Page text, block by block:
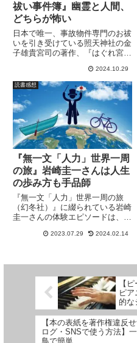
祓い事件簿』幽霊と人間、
どちらが怖い
日本で唯一、事故物件専門のお祓
いを引き受けている照天神社の金
子雄貴宮司の著作、『はぐれ宮司
と、幽霊より生きている人間が怖
くなるかもしれません。
2024.10.29
読書感想
『無一文「人力」世界一周
の旅』岩崎圭一さんは人生
の歩み方も手品師
『無一文「人力」世界一周の旅
（幻冬社）』に綴られている岩崎
圭一さんの体験エピソードは、読
くなるほど。話、盛ってないわよ
新たな夢の指標を与えてくれる本
です。
2023.07.29 2024.02.14
【
ピ
的な
【本の表紙を著作権違反
ログ・SNSで使う方法】
鳥で簡単